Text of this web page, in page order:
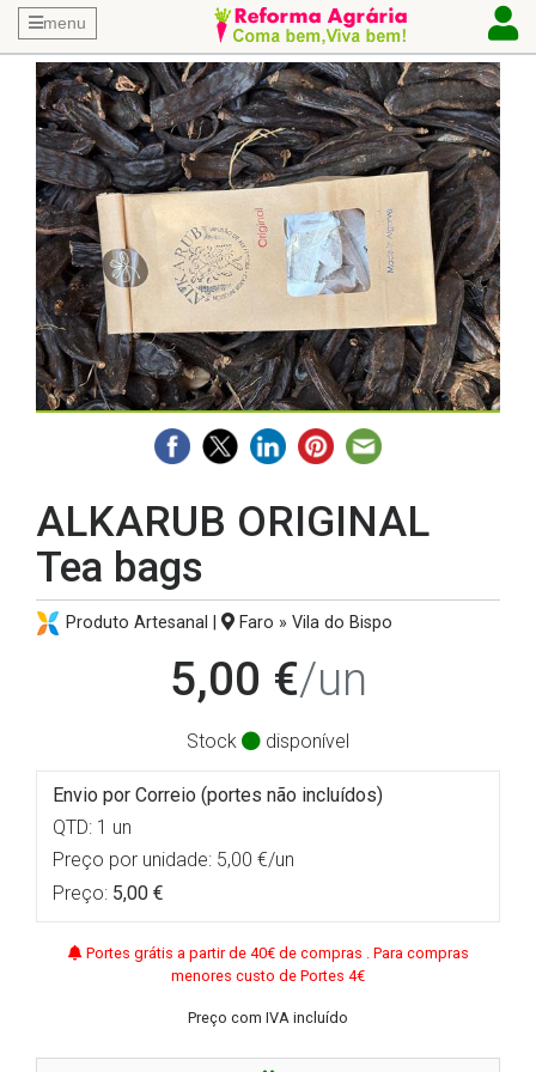
menu
ALKARUB ORIGINAL
Tea bags
Produto Artesanal | Faro » Vila do Bispo
5,00 €/un
Stock disponível
Envio por Correio (portes não incluídos)
QTD: 1 un
Preço por unidade: 5,00 €/un
Preço: 5,00 €
Portes grátis a partir de 40€ de compras . Para compras
menores custo de Portes 4€
Preço com IVA incluído